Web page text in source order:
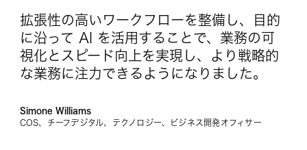
拡張性の高いワークフローを整備し、目的
に沿って AI を活用することで、業務の可
視化とスピード向上を実現し、より戦略的
な業務に注力できるようになりました。
Simone Williams
COS、チーフデジタル、テクノロジー、ビジネス開発オフィサー